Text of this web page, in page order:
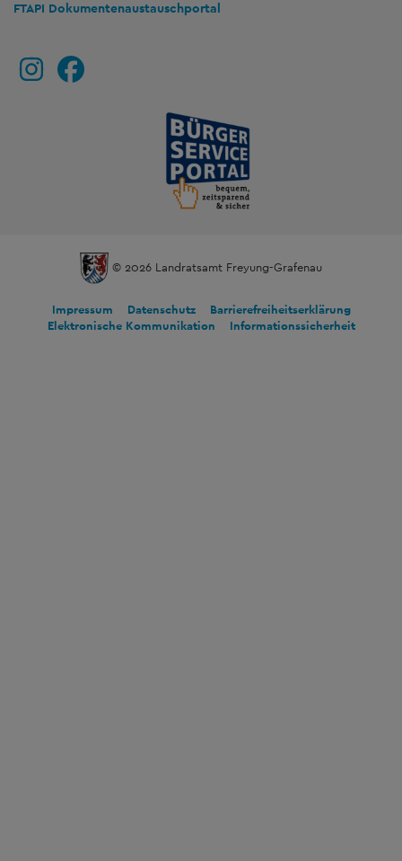
FTAPI Dokumentenaustauschportal
© 2026 Landratsamt Freyung-Grafenau
Impressum Datenschutz
Barrierefreiheitserklärung
Elektronische Kommunikation
Informationssicherheit